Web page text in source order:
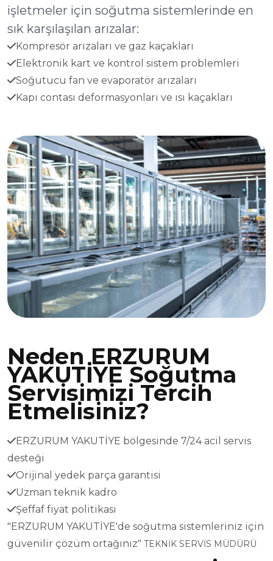
işletmeler için soğutma sistemlerinde en
sık karşılaşılan arızalar:
Kompresör arızaları ve gaz kaçakları
Elektronik kart ve kontrol sistem problemleri
Soğutucu fan ve evaporatör arızaları
Kapı contası deformasyonları ve ısı kaçakları
Neden ERZURUM
YAKUTİYE Soğutma
Servisimizi Tercih
Etmelisiniz?
ERZURUM YAKUTİYE bölgesinde 7/24 acil servis
desteği
Orijinal yedek parça garantisi
Uzman teknik kadro
Şeffaf fiyat politikası
"ERZURUM YAKUTİYE'de soğutma sistemleriniz için
güvenilir çözüm ortağınız" TEKNİK SERVİS MÜDÜRÜ